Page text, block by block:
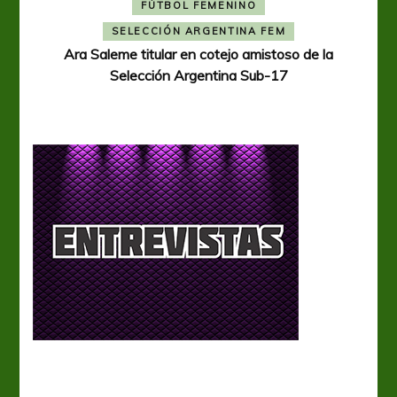
FÚTBOL FEMENINO
SELECCIÓN ARGENTINA FEM
Ara Saleme titular en cotejo amistoso de la
Selección Argentina Sub-17